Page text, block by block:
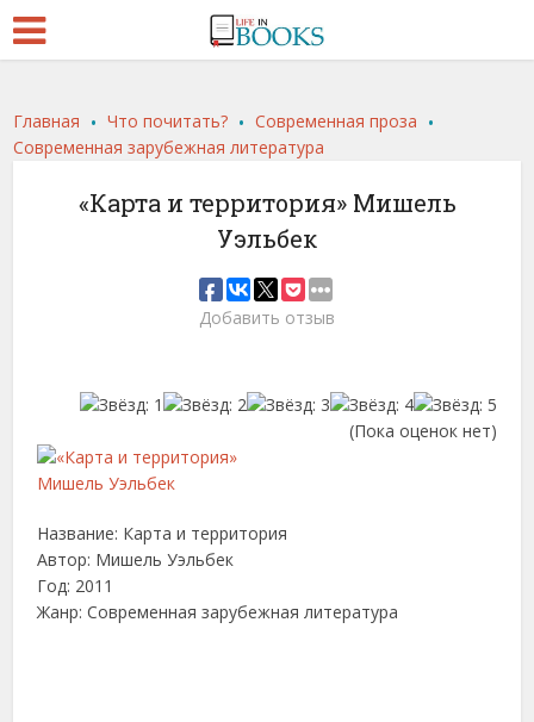
Главная .Что почитать? .Современная проза .
Современная зарубежная литература
«Карта и территория» Мишель
Уэльбек
Добавить отзыв
(Пока оценок нет)
Название: Карта и территория
Автор: Мишель Уэльбек
Год: 2011
Жанр: Современная зарубежная литература